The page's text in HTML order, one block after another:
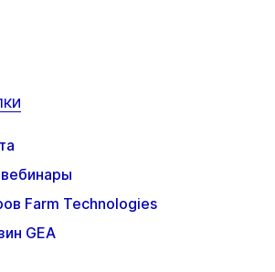
Farm Technologies
GEA